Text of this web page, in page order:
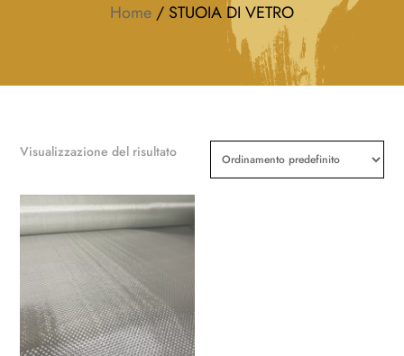
Home / STUOIA DI VETRO
Visualizzazione del risultato